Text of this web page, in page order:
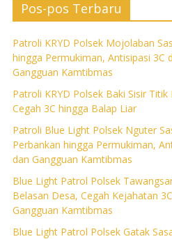
Pos-pos Terbaru
Patroli KRYD Polsek Mojolaban
hingga Permukiman, Antisipasi 3C
Gangguan Kamtibmas
Patroli KRYD Polsek Baki Sisir Titik
Cegah 3C hingga Balap Liar
Patroli Blue Light Polsek Nguter
Perbankan hingga Permukiman,
dan Gangguan Kamtibmas
Blue Light Patrol Polsek
Belasan Desa, Cegah Kejahatan
Gangguan Kamtibmas
Blue Light Patrol Polsek Gatak